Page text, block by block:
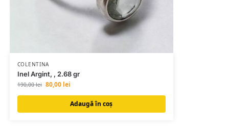
COLENTINA
Inel Argint, , 2.68 gr
190,00lei 80,00 lei
Adaugă în coș